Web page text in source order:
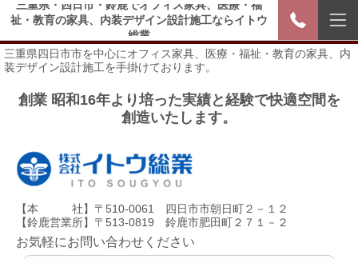
三重県・四日市・鈴鹿でオフィス家具、医療・福
祉・教育の家具、内装デザイン設計施工ならイトウ
総業
三重県四日市市を中心にオフィス家具、医療・福祉・教育の家具、内
装デザイン設計施工を手掛けております。
創業 昭和16年より培った実績と経験で快適空間を
創造いたします。
【本 社】〒510-0061 四日市市朝日町２－１２
【鈴鹿営業所】〒513-0819 鈴鹿市肥田町２７１－２
お気軽にお問い合わせください